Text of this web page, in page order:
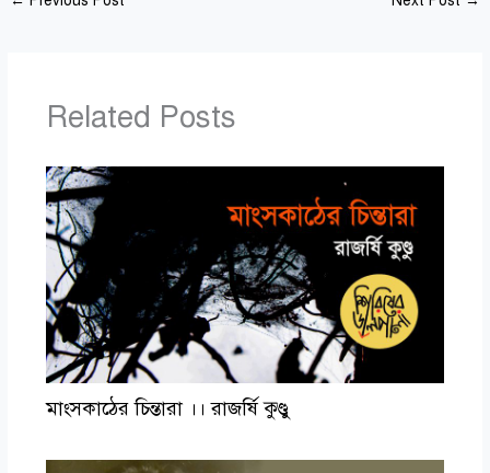
Related Posts
মাংসকাঠের চিন্তারা ।। রাজর্ষি কুণ্ডু